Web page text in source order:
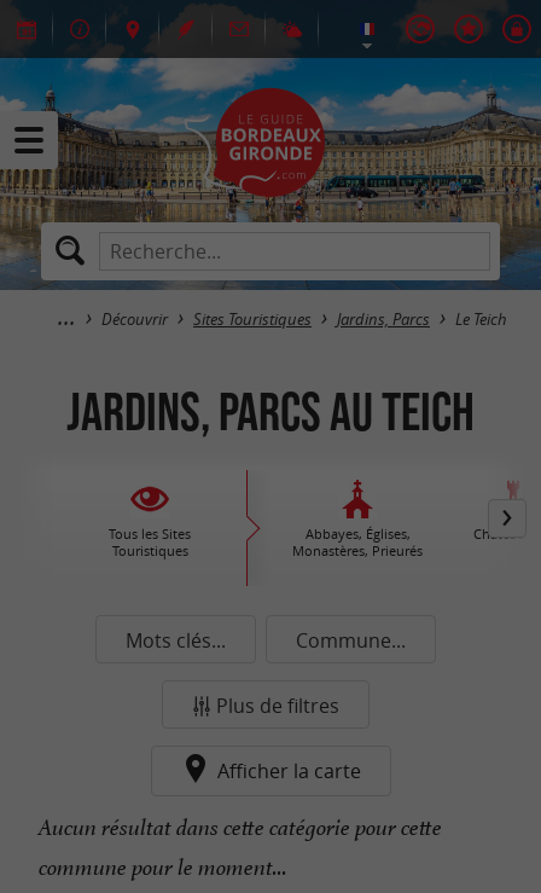
Découvrir Sites Touristiques Jardins, Parcs Le Teich
Jardins, Parcs au Teich
Tous les Sites
Touristiques
Abbayes, Églises,
Monastères, Prieurés
Châteaux
Mots clés... Commune...
Plus de filtres
Afficher la carte
Aucun résultat dans cette catégorie pour cette
commune pour le moment...